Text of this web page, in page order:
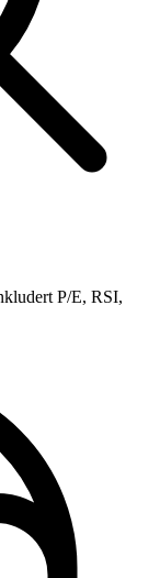
P/E, RSI,